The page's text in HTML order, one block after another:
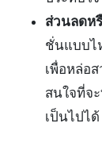
ส่วนลดห
ชั่นแบบไ
เพื่อหล่อ
สนใจที่จ
เป็นไปไ